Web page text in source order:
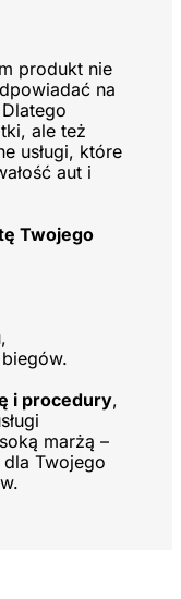
produkt nie
na
ale też
usługi, które
aut i
Twojego
i procedury,
marżą –
dla Twojego